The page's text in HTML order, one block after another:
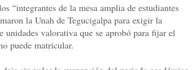
“integrantes de la mesa amplia de estudiantes
la Unah de Tegucigalpa para exigir la
unidades valorativa que se aprobó para fijar el
puede matricular.